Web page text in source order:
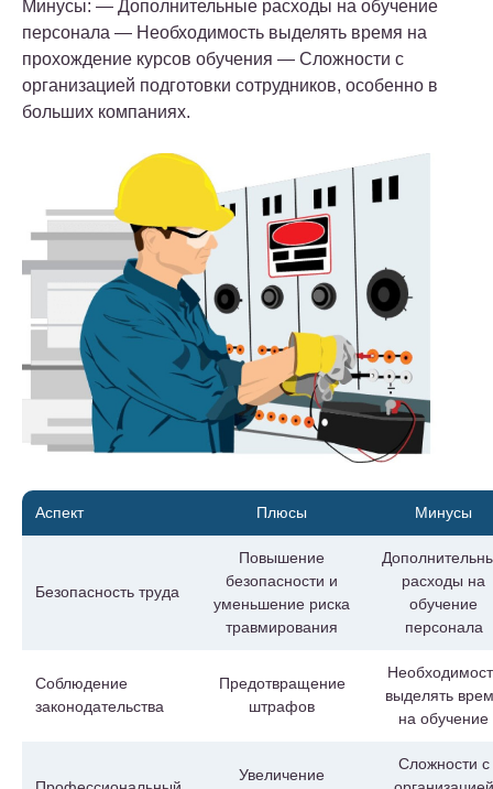
Минусы: — Дополнительные расходы на обучение
персонала — Необходимость выделять время на
прохождение курсов обучения — Сложности с
организацией подготовки сотрудников, особенно в
больших компаниях.
Аспект Плюсы Минусы
Безопасность труда
Повышение
безопасности и
уменьшение риска
травмирования
расходы на
обучение
персонала
Соблюдение
законодательства
Предотвращение
штрафов
выделять
на обучение
Увеличение
Сложности с